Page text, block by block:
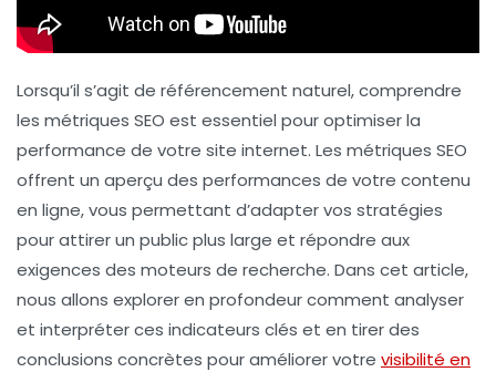
Lorsqu’il s’agit de référencement naturel, comprendre
les métriques SEO est essentiel pour optimiser la
performance de votre site internet. Les métriques SEO
offrent un aperçu des performances de votre contenu
en ligne, vous permettant d’adapter vos stratégies
pour attirer un public plus large et répondre aux
exigences des moteurs de recherche. Dans cet article,
nous allons explorer en profondeur comment analyser
et interpréter ces indicateurs clés et en tirer des
conclusions concrètes pour améliorer votre visibilité en